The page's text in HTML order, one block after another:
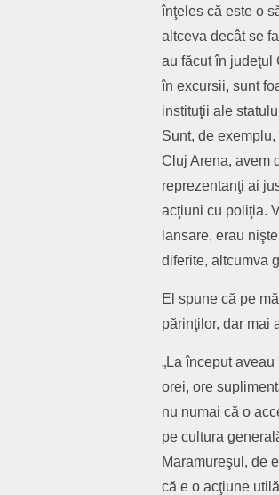
înţeles că este o
altceva decât se
au făcut în judeţul
în excursii, sunt
instituţii ale
Sunt, de
Cluj Arena, avem
reprezentanţi ai
acţiuni cu poliţia.
lansare, erau
diferite, altcumva
El spune că pe
părinţilor, dar mai
„La început
orei, ore
nu numai că o
pe cultura
Maramureşul, de
că e o acţiune